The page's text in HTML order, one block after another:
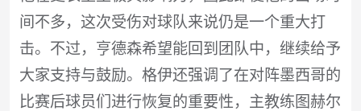
间不多，这次受伤对球队来说仍是一个重大打
击。不过，亨德森希望能回到团队中，继续给予
大家支持与鼓励。格伊还强调了在对阵墨西哥的
比赛后球员们进行恢复的重要性，主教练图赫尔